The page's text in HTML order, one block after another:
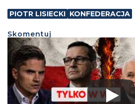
PIOTR LISIECKI KONFEDERACJA
Skomentuj